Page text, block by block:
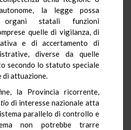
la legge possa
statali funzioni
quelle di vigilanza, di
e di accertamento di
diverse da quelle
secondo lo statuto speciale
di attuazione.
la Provincia ricorrente,
di interesse nazionale atta
parallelo di controllo e
non potrebbe trarre